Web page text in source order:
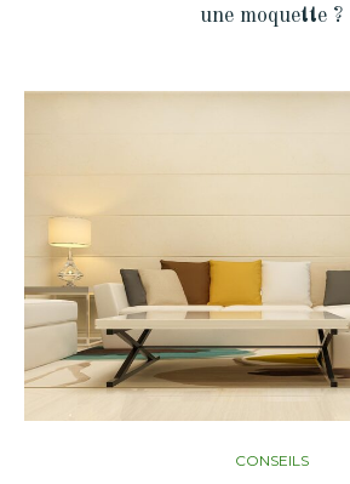
une moquette ?
CONSEILS